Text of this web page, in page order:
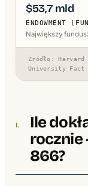
$53,7 mld
ENDOWMENT
Największy
Źródło:
University Fact
Ile
rocznie
866?